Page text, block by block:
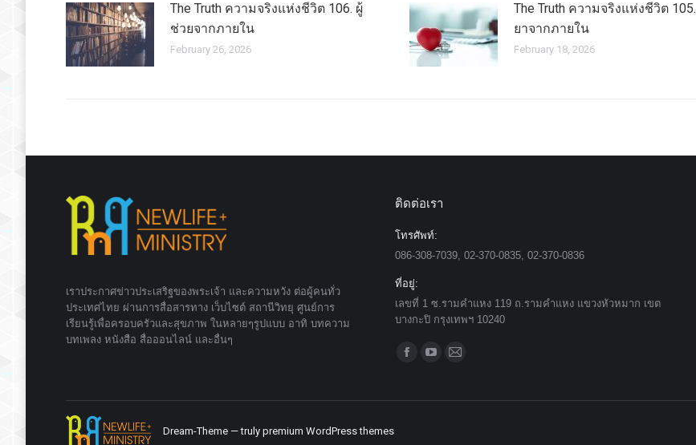
The Truth ความจริงแห่งชีวิต 106. ผู้
ช่วยจากภายใน
February 26, 2026
The Truth ความจริงแห่งชีวิต 105.
ยาจากภายใน
February 18, 2026
เราประกาศข่าวประเสริฐของพระเจ้า และความหวัง ต่อผู้คนทั่ว
ประเทศไทย ผ่านการสื่อสารทาง เว็บไซต์ สถานีวิทยุ ศูนย์การ
เรียนรู้เพื่อครอบครัวและสุขภาพ ในหลายๆรูปแบบ อาทิ บทความ
บทเพลง หนังสือ สื่อออนไลน์ และอื่นๆ
ติดต่อเรา
โทรศัพท์:
086-308-7039, 02-370-0835, 02-370-0836
ที่อยู่:
เลขที่ 1 ซ.รามคำแหง 119 ถ.รามคำแหง แขวงหัวหมาก เขต
บางกะปิ กรุงเทพฯ 10240
Find us on:
Facebook
opens
YouTube
opens
Mail
opens
Dream-Theme — truly premium WordPress themes